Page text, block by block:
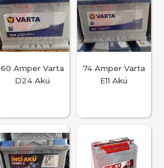
60 Amper Varta
D24 Akü
74 Amper Varta
E11 Akü